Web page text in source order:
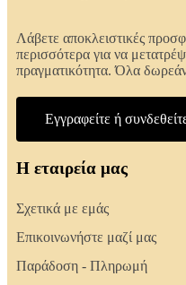
Λάβετε αποκλειστικές
περισσότερα για να
πραγματικότητα. Όλα
Εγγραφείτε ή
Η εταιρεία μας
Σχετικά με εμάς
Επικοινωνήστε μαζί μας
Παράδοση - Πληρωμή